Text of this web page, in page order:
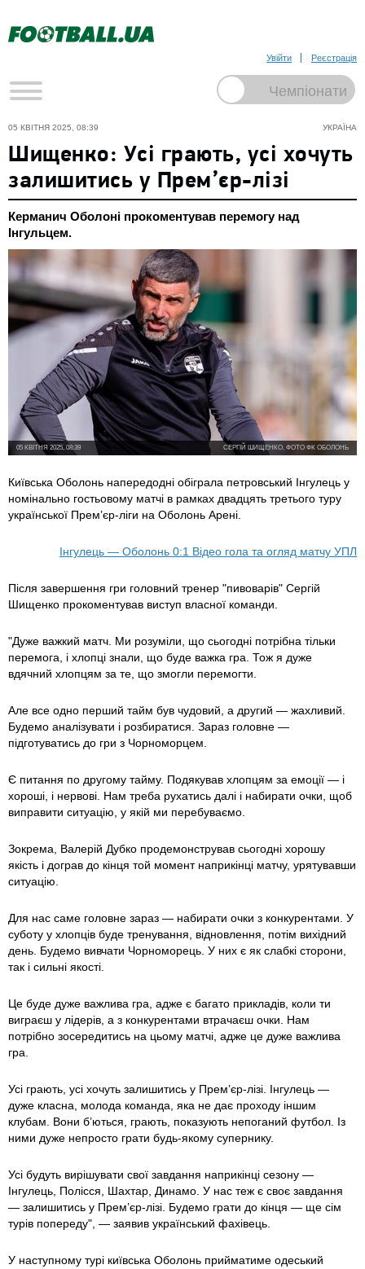
Увійти Реєстрація
УКРАЇНА
05 КВІТНЯ 2025, 08:39
Шищенко: Усі грають, усі хочуть
залишитись у Прем’єр-лізі
Керманич Оболоні прокоментував перемогу над
Інгульцем.
СЕРГІЙ ШИЩЕНКО, ФОТО ФК ОБОЛОНЬ
05 КВІТНЯ 2025, 08:39
Київська Оболонь напередодні обіграла петровський Інгулець у
номінально гостьовому матчі в рамках двадцять третього туру
української Прем’єр-ліги на Оболонь Арені.
Інгулець — Оболонь 0:1 Відео гола та огляд матчу УПЛ
Після завершення гри головний тренер "пивоварів" Сергій
Шищенко прокоментував виступ власної команди.
"Дуже важкий матч. Ми розуміли, що сьогодні потрібна тільки
перемога, і хлопці знали, що буде важка гра. Тож я дуже
вдячний хлопцям за те, що змогли перемогти.
Але все одно перший тайм був чудовий, а другий — жахливий.
Будемо аналізувати і розбиратися. Зараз головне —
підготуватись до гри з Чорноморцем.
Є питання по другому тайму. Подякував хлопцям за емоції — і
хороші, і нервові. Нам треба рухатись далі і набирати очки, щоб
виправити ситуацію, у якій ми перебуваємо.
Зокрема, Валерій Дубко продемонстрував сьогодні хорошу
якість і дограв до кінця той момент наприкінці матчу, урятувавши
ситуацію.
Для нас саме головне зараз — набирати очки з конкурентами. У
суботу у хлопців буде тренування, відновлення, потім вихідний
день. Будемо вивчати Чорноморець. У них є як слабкі сторони,
так і сильні якості.
Це буде дуже важлива гра, адже є багато прикладів, коли ти
виграєш у лідерів, а з конкурентами втрачаєш очки. Нам
потрібно зосередитись на цьому матчі, адже це дуже важлива
гра.
Усі грають, усі хочуть залишитись у Прем’єр-лізі. Інгулець —
дуже класна, молода команда, яка не дає проходу іншим
клубам. Вони б’ються, грають, показують непоганий футбол. Із
ними дуже непросто грати будь-якому супернику.
Усі будуть вирішувати свої завдання наприкінці сезону —
Інгулець, Полісся, Шахтар, Динамо. У нас теж є своє завдання
— залишитись у Прем’єр-лізі. Будемо грати до кінця — ще сім
турів попереду", — заявив український фахівець.
У наступному турі київська Оболонь прийматиме одеський